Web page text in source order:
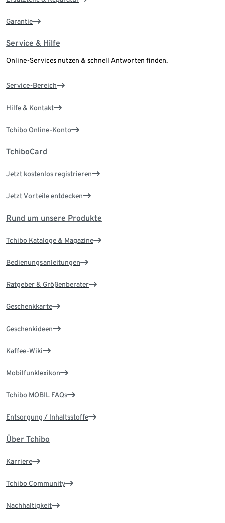
Garantie
Service & Hilfe
Online-Services nutzen & schnell Antworten finden.
Service-Bereich
Hilfe & Kontakt
Tchibo Online-Konto
TchiboCard
Jetzt kostenlos registrieren
Jetzt Vorteile entdecken
Rund um unsere Produkte
Tchibo Kataloge & Magazine
Bedienungsanleitungen
Ratgeber & Größenberater
Geschenkkarte
Geschenkideen
Kaffee-Wiki
Mobilfunklexikon
Tchibo MOBIL FAQs
Entsorgung / Inhaltsstoffe
Über Tchibo
Karriere
Tchibo Community
Nachhaltigkeit